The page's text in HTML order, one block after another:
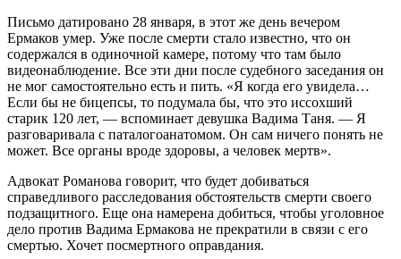
Письмо датировано 28 января, в этот же день вечером
Ермаков умер. Уже после смерти стало известно, что он
содержался в одиночной камере, потому что там было
видеонаблюдение. Все эти дни после судебного заседания он
не мог самостоятельно есть и пить. «Я когда его увидела…
Если бы не бицепсы, то подумала бы, что это иссохший
старик 120 лет, — вспоминает девушка Вадима Таня. — Я
разговаривала с паталогоанатомом. Он сам ничего понять не
может. Все органы вроде здоровы, а человек мертв».
Адвокат Романова говорит, что будет добиваться
справедливого расследования обстоятельств смерти своего
подзащитного. Еще она намерена добиться, чтобы уголовное
дело против Вадима Ермакова не прекратили в связи с его
смертью. Хочет посмертного оправдания.